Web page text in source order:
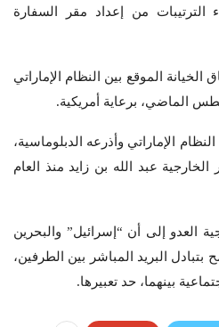
الترتيبات من إعداد مقر السفارة
الموقع بين النظام الإماراتي
الماضي، برعاية أمريكية.
الإماراتي وأذرعه الدبلوماسية،
عبد الله بن زايد منذ العام
إلى أن “إسرائيل” والبحرين
بتبادل البريد المباشر بين الطرفين،
بينهما، حد تعبيرها.